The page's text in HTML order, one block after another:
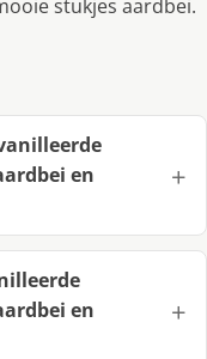
stukjes aardbei.
en
en